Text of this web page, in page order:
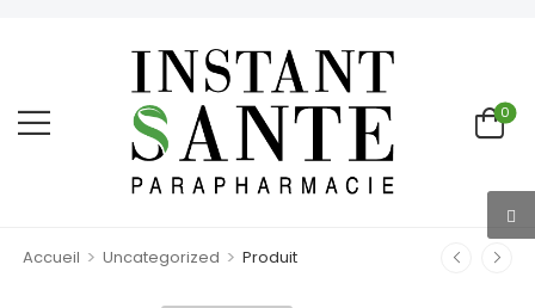
0
Accueil > Uncategorized > Produit